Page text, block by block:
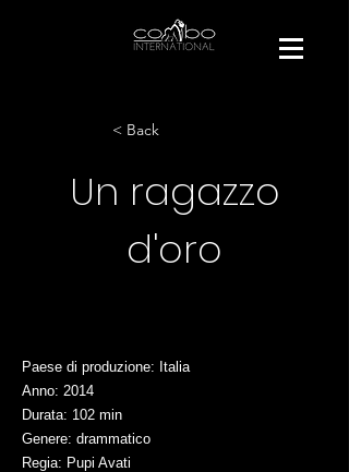
< Back
Un ragazzo
d'oro
Paese di produzione: Italia
Anno: 2014
Durata: 102 min
Genere: drammatico
Regia: Pupi Avati